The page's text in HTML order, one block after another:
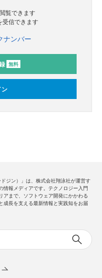
覧できます
受信できます
ナンバー
無料
ン
ドジン）」は、株式会社翔泳社が運営す
情報メディアです。テクノロジー入門
アまで、ソフトウェア開発にかかわる
成長を支える最新情報と実践知をお届